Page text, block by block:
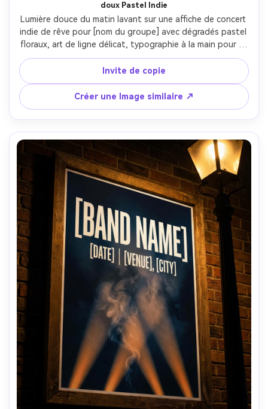
doux Pastel Indie
Lumière douce du matin lavant sur une affiche de concert
indie de rêve pour [nom du groupe] avec dégradés pastel
floraux, art de ligne délicat, typographie à la main pour le
titre, sans-serif soigné pour les détails, incluant [DATE],
[lieu], [ville], marges aérées pour le cadrage, photographié
comme une impression sur une table de chevet, Canon
EOS R5, 50mm, bokeh doux, type net, haute résolution- -
ar 4:5
Invite de copie
Créer une Image similaire ↗